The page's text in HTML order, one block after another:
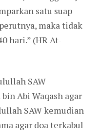
satu suap
maka tidak
hari.” (HR At-
SAW
Abi Waqash agar
SAW kemudian
agar doa terkabul